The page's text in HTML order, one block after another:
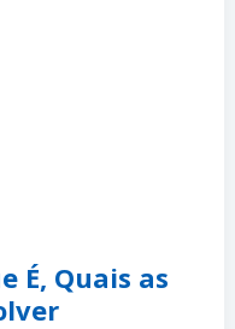
É, Quais as